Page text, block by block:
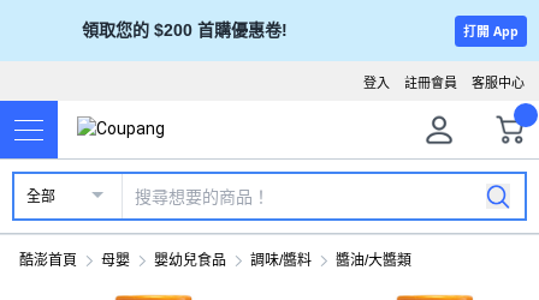
領取您的 $200 首購優惠卷! 打開 App
客服中心
註冊會員
登入
全部
酷澎首頁 母嬰 嬰幼兒食品 調味/醬料 醬油/大醬類